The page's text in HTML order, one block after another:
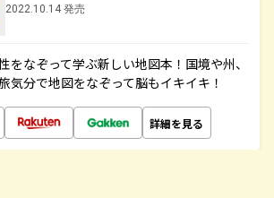
2022.10.14 発売
をなぞって学ぶ新しい地図本！国境や州、
気分で地図をなぞって脳もイキイキ！
詳細を見る